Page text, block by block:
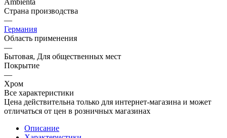
Страна производства
—
Германия
Область применения
—
Бытовая, Для общественных мест
Покрытие
—
Хром
Все характеристики
Цена действительна только для интернет-магазина и может
отличаться от цен в розничных магазинах
Описание